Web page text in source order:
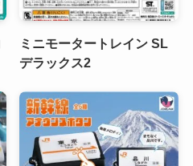
ミニモータートレイン SL
デラックス2